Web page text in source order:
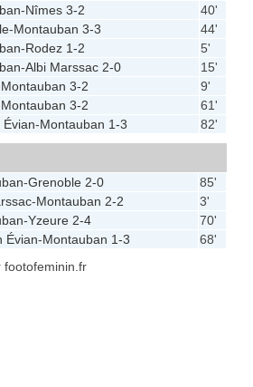
-Nîmes 3-2
40'
-Montauban 3-3
44'
-Rodez 1-2
5'
-Albi Marssac 2-0
15'
Montauban 3-2
9'
Montauban 3-2
61'
-Montauban 1-3 82'
-Grenoble 2-0
85'
-Montauban 2-2
3'
-Yzeure 2-4
70'
Évian-Montauban 1-3
68'
footofeminin.fr